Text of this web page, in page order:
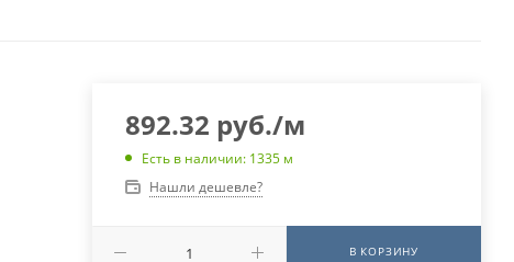
892.32 руб./м
Есть в наличии: 1335 м
Нашли дешевле?
В КОРЗИНУ